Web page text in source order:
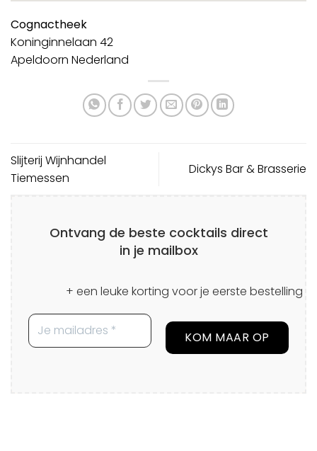
Cognactheek
Koninginnelaan 42
Apeldoorn Nederland
Slijterij Wijnhandel
Tiemessen
Dickys Bar & Brasserie
Ontvang de beste cocktails direct
in je mailbox
+ een leuke korting voor je eerste bestelling